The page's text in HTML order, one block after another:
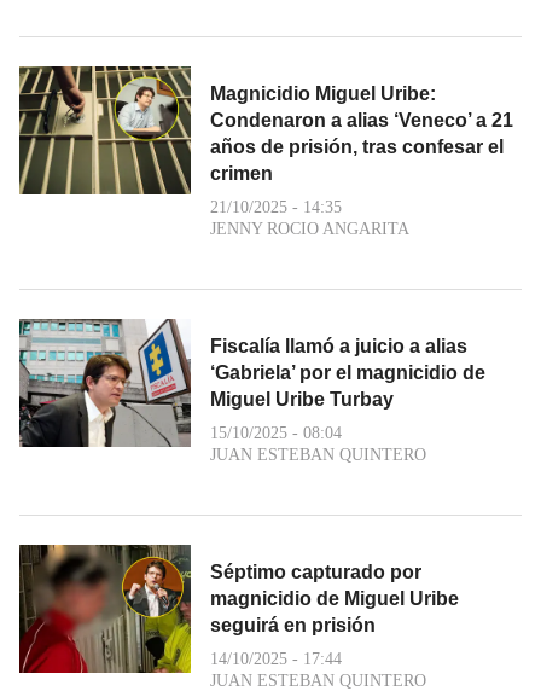
Magnicidio Miguel Uribe:
Condenaron a alias ‘Veneco’ a 21
años de prisión, tras confesar el
crimen
21/10/2025 - 14:35
JENNY ROCIO ANGARITA
Fiscalía llamó a juicio a alias
‘Gabriela’ por el magnicidio de
Miguel Uribe Turbay
15/10/2025 - 08:04
JUAN ESTEBAN QUINTERO
Séptimo capturado por
magnicidio de Miguel Uribe
seguirá en prisión
14/10/2025 - 17:44
JUAN ESTEBAN QUINTERO